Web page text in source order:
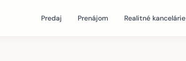
Predaj Prenájom Realitné kancelárie